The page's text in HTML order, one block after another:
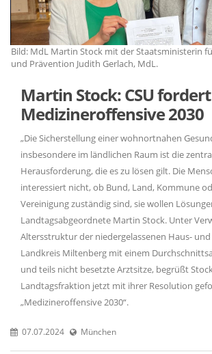
Bild: MdL Martin Stock mit der Staatsministerin
und Prävention Judith Gerlach, MdL.
Martin Stock: CSU fordert
Medizineroffensive 2030
Die Sicherstellung einer wohnortnahen
insbesondere im ländlichen Raum ist die
Herausforderung, die es zu lösen gilt. Die
interessiert nicht, ob Bund, Land, Kommune
Vereinigung zuständig sind, sie wollen
Landtagsabgeordnete Martin Stock. Unter
Altersstruktur der niedergelassenen Haus- und
Landkreis Miltenberg mit einem
und teils nicht besetzte Arztsitze, begrüßt
Landtagsfraktion jetzt mit ihrer Resolution
Medizineroffensive 2030“.
07.07.2024 München